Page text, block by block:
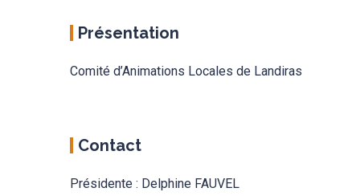
Présentation
Comité d’Animations Locales de Landiras
Contact
Présidente : Delphine FAUVEL